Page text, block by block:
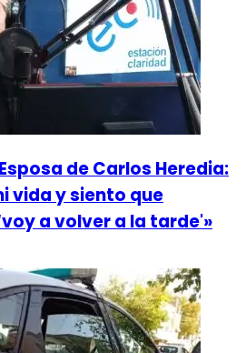
de Carlos Heredia:
vida y siento que
a volver a la tarde'»